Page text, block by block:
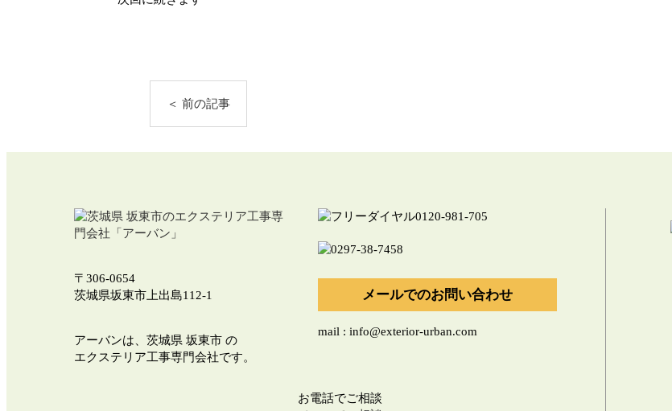
＜ 前の記事
〒306-0654
茨城県坂東市上出島112-1
アーバンは、茨城県 坂東市 の
エクステリア工事専門会社です。
メールでのお問い合わせ
mail : info@exterior-urban.com
お電話でご相談